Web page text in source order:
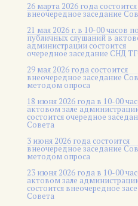
26 марта 2026 года состоится
внеочередное заседание
21 мая 2026 г. в 10-00 часов
публичных слушаний в
администрации состоится
очередное заседание СНД
29 мая 2026 года состоится
внеочередное заседание
методом опроса
18 июня 2026 года в 10-00
актовом зале
состоится очередное
Совета
3 июня 2026 года состоится
внеочередное заседание
методом опроса
23 июня 2026 года в 10-00
актовом зале
состоится внеочередное
Совета